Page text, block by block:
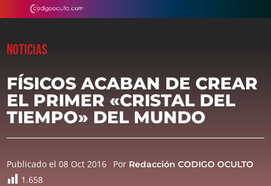
NOTICIAS
FÍSICOS ACABAN DE CREAR
EL PRIMER «CRISTAL DEL
TIEMPO» DEL MUNDO
Publicado el 08 Oct 2016 Por Redacción CODIGO OCULTO
1.658